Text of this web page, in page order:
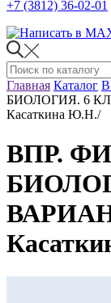
+7 (3812) 36-02-01
Главная Каталог
БИОЛОГИЯ. 6
Касаткина Ю.Н./
ВПР.